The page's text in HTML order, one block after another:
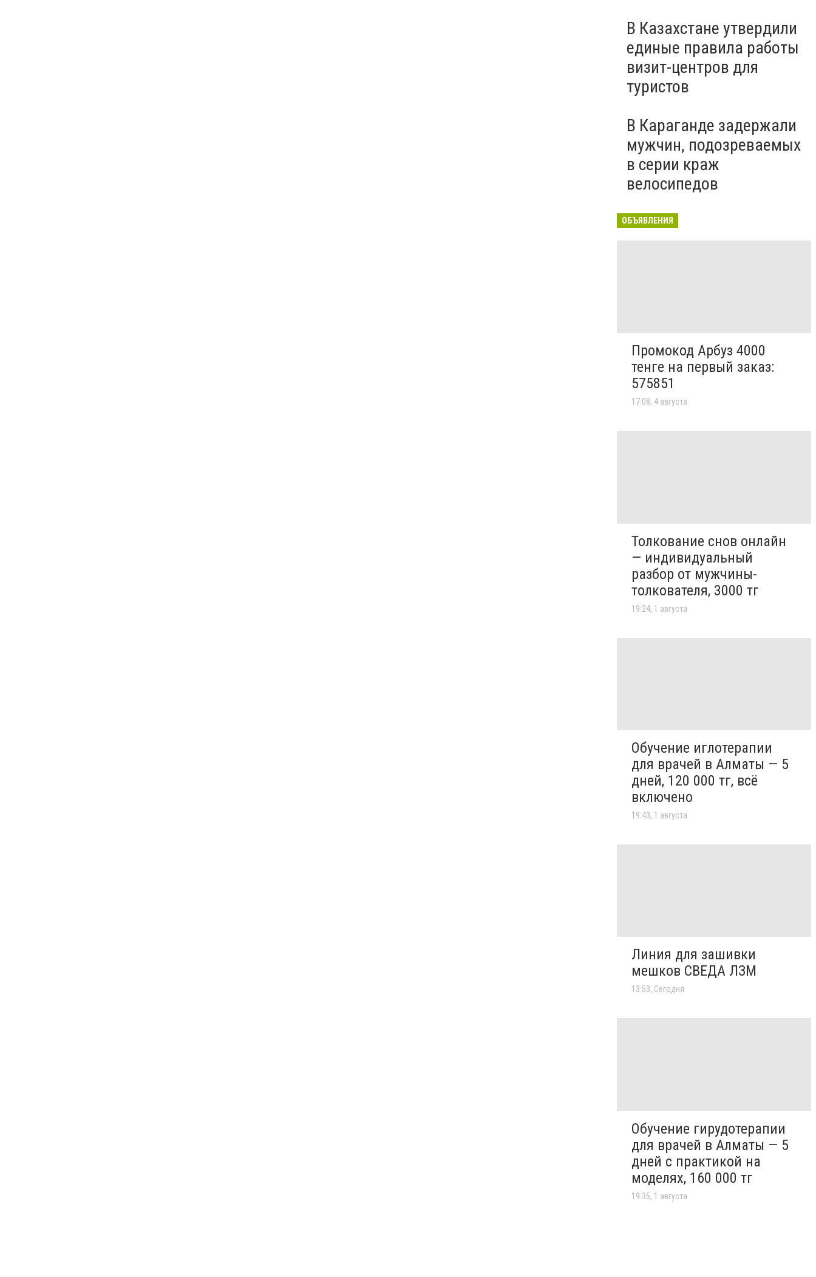
В Казахстане утвердили
единые правила работы
визит-центров для
туристов
В Караганде задержали
мужчин, подозреваемых
в серии краж
велосипедов
ОБЪЯВЛЕНИЯ
Промокод Арбуз 4000
тенге на первый заказ:
575851
17:08, 4 августа
Толкование снов онлайн
— индивидуальный
разбор от мужчины-
толкователя, 3000 тг
19:24, 1 августа
Обучение иглотерапии
для врачей в Алматы — 5
дней, 120 000 тг, всё
включено
19:43, 1 августа
Линия для зашивки
мешков СВЕДА ЛЗМ
13:53, Сегодня
Обучение гирудотерапии
для врачей в Алматы — 5
дней с практикой на
моделях, 160 000 тг
19:35, 1 августа